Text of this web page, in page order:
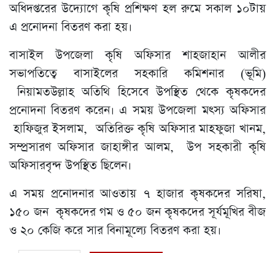
অধিদপ্তরের উদ্যোগে কৃষি প্রশিক্ষণ হল রুমে সকাল ১০টায়
এ প্রনোদনা বিতরণ করা হয়।
বাসাইল উপজেলা কৃষি অফিসার শাহজাহান আলীর
সভাপতিত্বে বাসাইলের সহকারি কমিশনার (ভূমি)
নিয়ামতউল্লাহ অতিথি হিসেবে উপস্থিত থেকে কৃষকদের
প্রনোদনা বিতরণ করেন। এ সময় উপজেলা মৎস্য অফিসার
হাফিজুর ইসলাম, অতিরিক্ত কৃষি অফিসার মাহফুজা খানম,
সম্প্রসারণ অফিসার জাহাঙ্গীর আলম, উপ সহকারী কৃষি
অফিসারবৃন্দ উপস্থিত ছিলেন।
এ সময় প্রনোদনার আওতায় ৭ হাজার কৃষকদের সরিষা,
১৫০ জন কৃষকদের গম ও ৫০ জন কৃষকদের সূর্যমূখির বীজ
ও ২০ কেজি করে সার বিনামূল্যে বিতরণ করা হয়।